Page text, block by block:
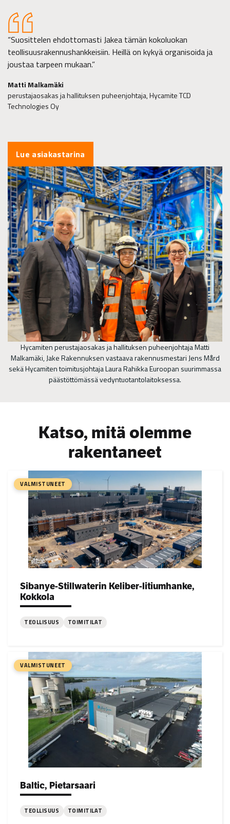
“Suosittelen ehdottomasti Jakea tämän kokoluokan
teollisuusrakennushankkeisiin. Heillä on kykyä organisoida ja
joustaa tarpeen mukaan.”
Matti Malkamäki
perustajaosakas ja hallituksen puheenjohtaja, Hycamite TCD
Technologies Oy
Lue asiakastarina
Hycamiten perustajaosakas ja hallituksen puheenjohtaja Matti
Malkamäki, Jake Rakennuksen vastaava rakennusmestari Jens Mård
sekä Hycamiten toimitusjohtaja Laura Rahikka Euroopan suurimmassa
päästöttömässä vedyntuotantolaitoksessa.
Katso, mitä olemme
rakentaneet
VALMISTUNEET
Sibanye-Stillwaterin Keliber-litiumhanke,
Kokkola
Project types:
TEOLLISUUS TOIMITILAT
Sibanye-
Stillwaterin
Keliber-
litiumhanke,
Kokkola
VALMISTUNEET
Baltic, Pietarsaari
Project types:
TEOLLISUUS TOIMITILAT